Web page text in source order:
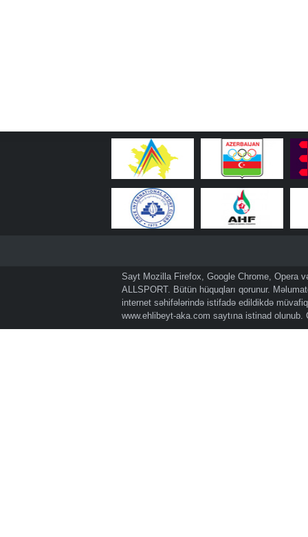
Sayt Mozilla Firefox, Google Chrome, Opera
ALLSPORT. Bütün hüquqları qorunur.
internet səhifələrində istifadə edildikdə
www.ehlibeyt-aka.com saytına istinad olunub.